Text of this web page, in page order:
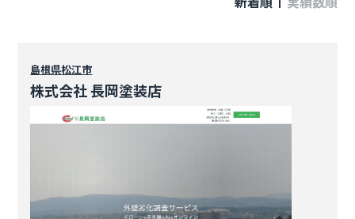
島根県松江市
株式会社 長岡塗装店